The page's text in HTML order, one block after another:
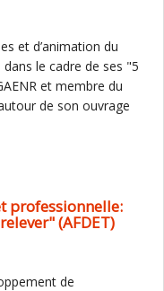
et d’animation du
le cadre de ses "5
et membre du
de son ouvrage
professionnelle:
(AFDET)
de